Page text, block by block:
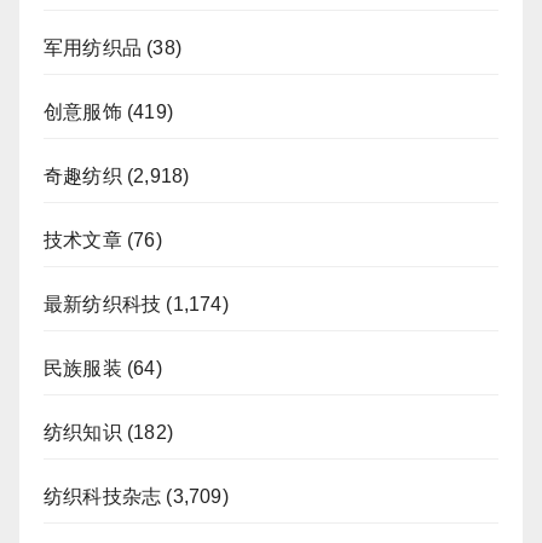
军用纺织品 (38)
创意服饰(419)
奇趣纺织 (2,918)
技术文章(76)
最新纺织科技 (1,174)
民族服装 (64)
纺织知识 (182)
纺织科技杂志 (3,709)